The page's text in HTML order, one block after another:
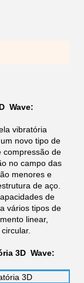
Wave:
vibratória
novo tipo de
compressão de
no campo das
menores e
de aço.
de
vários tipos de
linear,
3D Wave:
3D